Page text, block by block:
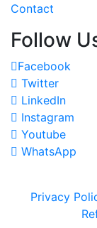
Contact
Follow
Facebook
Twitter
LinkedIn
Instagram
Youtube
WhatsApp
Privacy